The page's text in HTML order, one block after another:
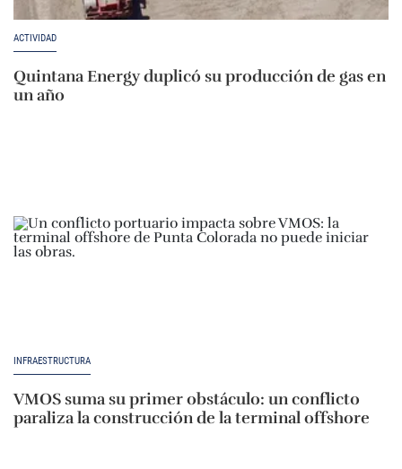
ACTIVIDAD
Quintana Energy duplicó su producción de gas en
un año
INFRAESTRUCTURA
VMOS suma su primer obstáculo: un conflicto
paraliza la construcción de la terminal offshore